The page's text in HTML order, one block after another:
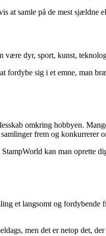
at samle på de mest sjældne
være dyr, sport, kunst,
fordybe sig i et emne, man
omkring hobbyen.
frem og konkurrerer
kan man oprette
et langsomt og fordybende
men det er netop det,